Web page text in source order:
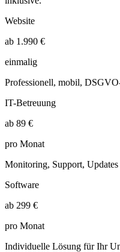
Website
ab 1.990 €
einmalig
Professionell, mobil,
IT-Betreuung
ab 89 €
pro Monat
Monitoring, Support, Updates
Software
ab 299 €
pro Monat
Individuelle Lösung für Ihr